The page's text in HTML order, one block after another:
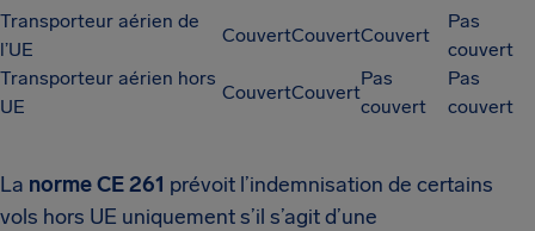
Transporteur aérien de
l’UE
CouvertCouvertCouvert
Pas
couvert
Transporteur aérien hors
UE
CouvertCouvert
Pas
couvert
Pas
couvert
La norme CE 261 prévoit l’indemnisation de certains
vols hors UE uniquement s’il s’agit d’une